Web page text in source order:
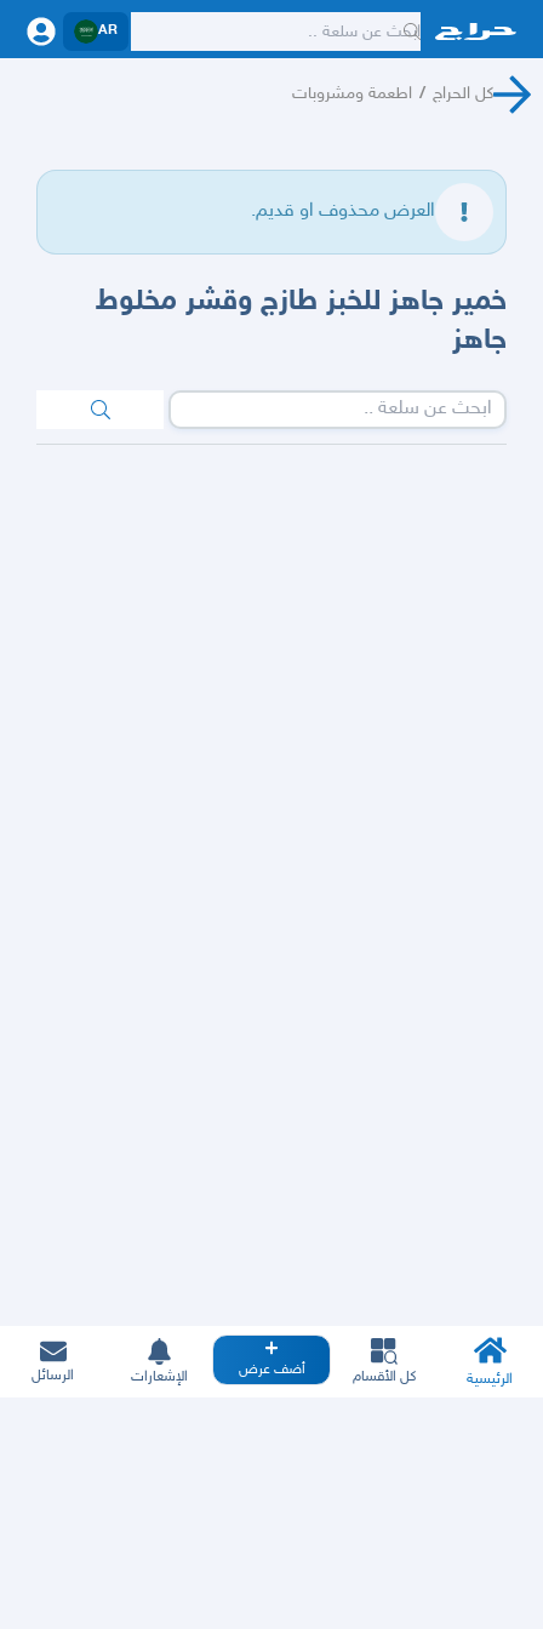
AR
كل الحراج / اطعمة ومشروبات
العرض محذوف او قديم.
خمير جاهز للخبز طازج وقشر مخلوط
جاهز
الرئيسية كل الأقسام أضف عرض الإشعارات الرسائل